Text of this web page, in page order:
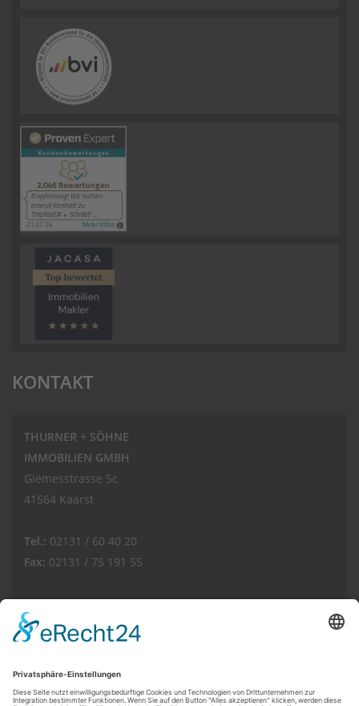
KONTAKT
THURNER + SÖHNE
IMMOBILIEN GMBH
Giemesstrasse 5c
41564 Kaarst
Tel.: 02131 / 60 40 20
Fax: 02131 / 75 191 55
E-Mail:
info(at)thurnerimmobilien.de
Web:
Kundenbewertungen und Erfahrungen zu
THURNER + SÖHNE Immobilien GmbH